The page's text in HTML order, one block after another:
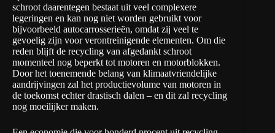
schroot daarentegen bestaat uit veel complexere
legeringen en kan nog niet worden gebruikt voor
bijvoorbeeld autocarrosserieën, omdat zij veel te
gevoelig zijn voor verontreinigende elementen. Om die
reden blijft de recycling van afgedankt schroot
momenteel nog beperkt tot motoren en motorblokken.
Door het toenemende belang van klimaatvriendelijke
aandrijvingen zal het productievolume van motoren in
de toekomst echter drastisch dalen – en dit zal recycling
nog moeilijker maken.